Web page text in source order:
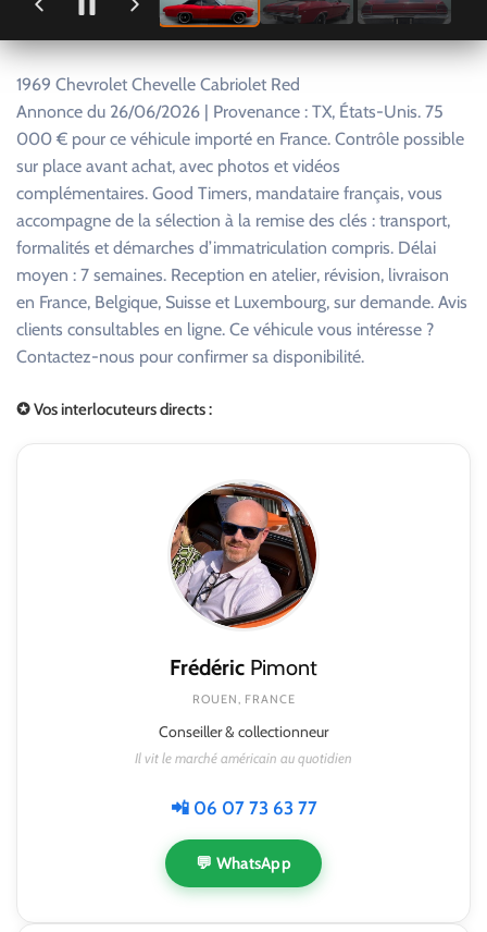
1969 Chevrolet Chevelle Cabriolet Red
Annonce du 26/06/2026 | Provenance : TX, États-Unis. 75
000 € pour ce véhicule importé en France. Contrôle possible
sur place avant achat, avec photos et vidéos
complémentaires. Good Timers, mandataire français, vous
accompagne de la sélection à la remise des clés : transport,
formalités et démarches d’immatriculation compris. Délai
moyen : 7 semaines. Reception en atelier, révision, livraison
en France, Belgique, Suisse et Luxembourg, sur demande. Avis
clients consultables en ligne. Ce véhicule vous intéresse ?
Contactez-nous pour confirmer sa disponibilité.
✪ Vos interlocuteurs directs :
Frédéric Pimont
ROUEN, FRANCE
Conseiller & collectionneur
Il vit le marché américain au quotidien
📲 06 07 73 63 77
💬 WhatsApp